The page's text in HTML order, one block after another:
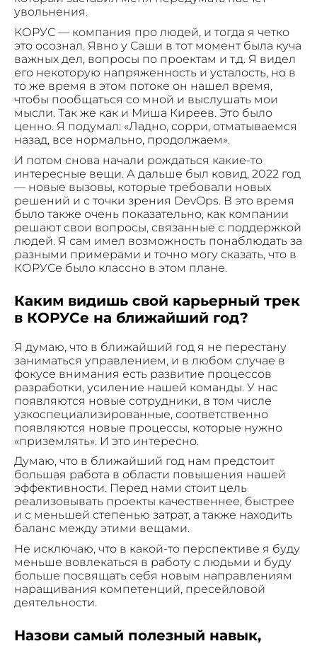
увольнения.
КОРУС — компания про людей, и тогда я четко
это осознал. Явно у Саши в тот момент была куча
важных дел, вопросы по проектам и т.д. Я видел
его некоторую напряженность и усталость, но в
то же время в этом потоке он нашел время,
чтобы пообщаться со мной и выслушать мои
мысли. Так же как и Миша Киреев. Это было
ценно. Я подумал: «Ладно, сорри, отматываемся
назад, все нормально, продолжаем».
И потом снова начали рождаться какие-то
интересные вещи. А дальше был ковид, 2022 год
— новые вызовы, которые требовали новых
решений и с точки зрения DevOps. В это время
было также очень показательно, как компании
решают свои вопросы, связанные с поддержкой
людей. Я сам имел возможность понаблюдать за
разными примерами и точно могу сказать, что в
КОРУСе было классно в этом плане.
Каким видишь свой карьерный трек
в КОРУСе на ближайший год?
Я думаю, что в ближайший год я не перестану
заниматься управлением, и в любом случае в
фокусе внимания есть развитие процессов
разработки, усиление нашей команды. У нас
появляются новые сотрудники, в том числе
узкоспециализированные, соответственно
появляются новые процессы, которые нужно
«приземлять». И это интересно.
Думаю, что в ближайший год нам предстоит
большая работа в области повышения нашей
эффективности. Перед нами стоит цель
реализовывать проекты качественнее, быстрее
и с меньшей степенью затрат, а также находить
баланс между этими вещами.
Не исключаю, что в какой-то перспективе я буду
меньше вовлекаться в работу с людьми и буду
больше посвящать себя новым направлениям
наращивания компетенций, пресейловой
деятельности.
Назови самый полезный навык,